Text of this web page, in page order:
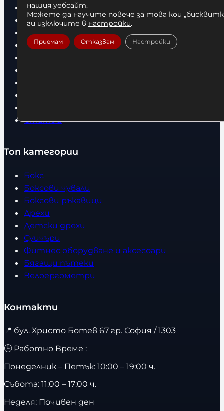
Начало
Нови продукти
Общи условия
Политика за поверителност
Статии
Топ категории
Бокс
Боксови чували
Боксови ръкавици
Дрехи
Детски дрехи
Суичъри
Фитнес оборудване и аксесоари
Бягащи пътеки
Велоергометри
Контакти
📍 бул. Христо Ботев 67 гр. София / 1303
🕒 Работно Време :
Понеделник – Петък: 10:00 – 19:00 ч.
Събота: 11:00 – 17:00 ч.
Неделя: Почивен ден
нашия уебсайт.
Можете да научите повече за това кои
ги изключите в настройки.
Приемам Отказвам Настройки